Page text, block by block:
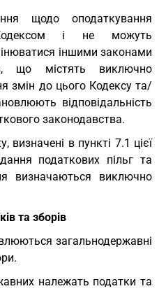
щодо оподаткування
і не можуть
іншими законами
що містять виключно
змін до цього Кодексу та/
відповідальність
законодавства.
визначені в пункті 7.1 цієї
податкових пільг та
визначаються виключно
та зборів
загальнодержавні
належать податки та